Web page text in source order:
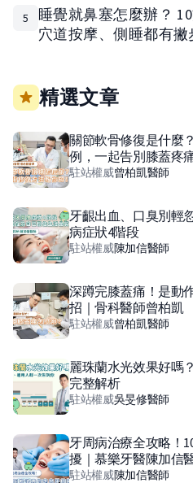
5
睡覺就鼻塞怎麼辦？
穴道按摩、側睡都有撇
精選文章
關節軟骨修復是什麼
例，一起告別膝蓋疼
駐站權威曾柏凱醫師
牙齦出血、口臭別輕
病症狀4階段
駐站權威陳加信醫師
深蹲完膝蓋痛！是動
招｜骨科醫師曾柏凱
駐站權威曾柏凱醫師
麗珠蘭水光效果好嗎
完整解析
駐站權威吳旻修醫師
牙周病治療全攻略！
擾｜慕樂牙醫陳加信
駐站權威陳加信醫師